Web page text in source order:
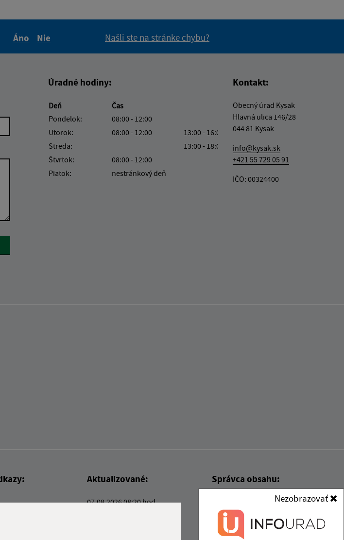
Nezobrazovať
Áno
Nie
Našli ste na stránke chybu?
Úradné hodiny:
Deň
Čas
Pondelok:
08:00 - 12:00
Utorok:
08:00 - 12:00
13:00 - 16:00
Streda:
13:00 - 18:00
Štvrtok:
08:00 - 12:00
Piatok:
nestránkový deň
Kontakt:
Obecný úrad Kysak
Hlavná ulica 146/28
044 81 Kysak
info@kysak.sk
+421 55 729 05 91
IČO: 00324400
Aktualizované:
07.08.2026 08:20 hod.
Správca obsahu:
Správca obsahu je Obec Kysak.
Vytvorené v súlade s
dizajn manuálom elektronických
služieb.